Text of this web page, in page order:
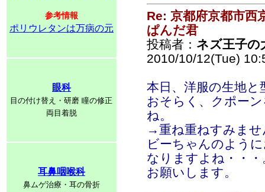
参考情報
ポリウレタンは万病の元
眼科
目の付け替え・研磨 瞳の修正
両目着脱
耳鼻咽喉科
鼻ムゲ治療・耳の骨折
Re: 京都府京都市西
ぱんだ君
投稿者： ネズ王子の
2010/10/12(Tue)
本日、洋服の生地
おそらく、クポー
ね。
→重ね重ねすみませ
ビーちゃんのよう
なりますよね・・
お願いします。